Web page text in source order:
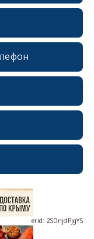
erid: 2SDnjcrDNw6